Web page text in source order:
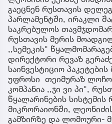
გაეცნენ რუსთავის
პარლამენტში, ირაკლი
საკრებულოს
რუსთავის მერის
,,სემეკის"
დირექტორი რევაზ
საინვესტიციო
უფროსი თეიმურაზ
კომპანია ,,ჯი ვი პი",
წყალარინების სისტემის
მიკრორაიონში,
გამზირზე და ლომოური-